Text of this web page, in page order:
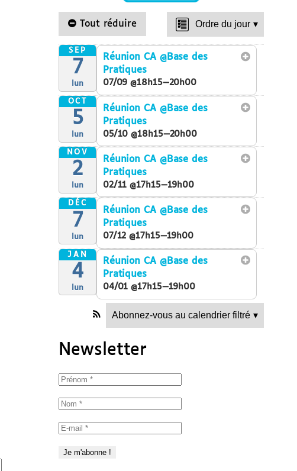
Tout réduire Ordre du jour ▾
SEP
7
lun
Réunion CA @Base des
Pratiques
07/09 @18h15—20h00
OCT
5
lun
Réunion CA @Base des
Pratiques
05/10 @18h15—20h00
NOV
2
lun
Réunion CA @Base des
Pratiques
02/11 @17h15—19h00
DÉC
7
lun
Réunion CA @Base des
Pratiques
07/12 @17h15—19h00
JAN
4
lun
Réunion CA @Base des
Pratiques
04/01 @17h15—19h00
Abonnez-vous au calendrier filtré ▾
Newsletter